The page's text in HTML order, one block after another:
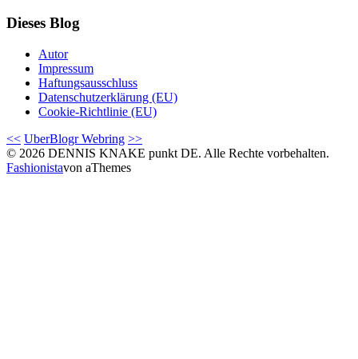
Dieses Blog
Autor
Impressum
Haftungsausschluss
Datenschutzerklärung (EU)
Cookie-Richtlinie (EU)
<< UberBlogr Webring >>
© 2026 DENNIS KNAKE punkt DE. Alle Rechte vorbehalten.
Fashionistavon aThemes